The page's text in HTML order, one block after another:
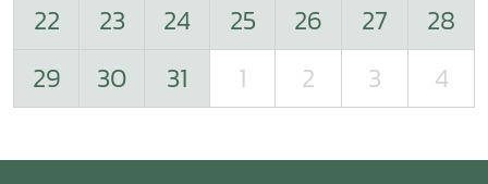
22
23 24 25 26 27
28
29
30 31 1 2 3 4